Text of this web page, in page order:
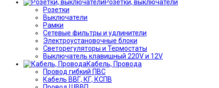
Розетки, выключатели
Розетки
Выключатели
Рамки
Сетевые фильтры и удлинители
Электроустановочные блоки
Светорегуляторы и Термостаты
Выключатель клавишный 220V и 12V
Кабель, Провода
Провод гибкий ПВС
Кабель ВВГ, КГ, КСПВ